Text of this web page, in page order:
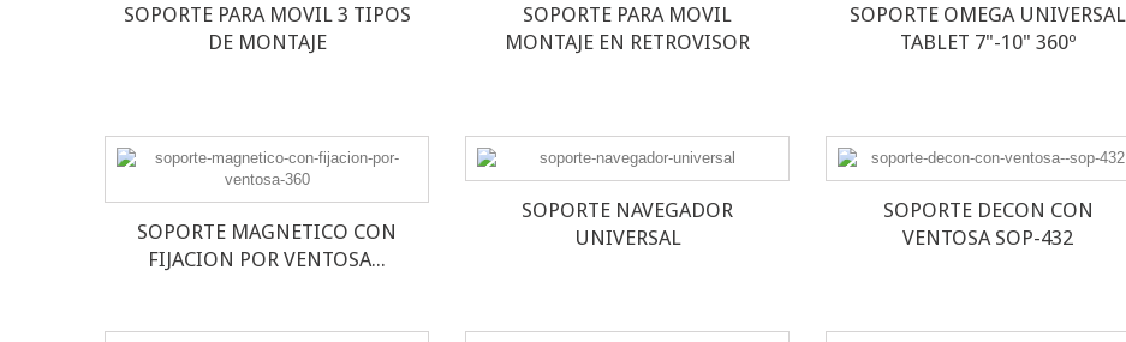
SOPORTE PARA MOVIL 3 TIPOS
DE MONTAJE
SOPORTE PARA MOVIL
MONTAJE EN RETROVISOR
SOPORTE OMEGA UNIVERSAL
TABLET 7"-10" 360º
SOPORTE MAGNETICO CON
FIJACION POR VENTOSA...
SOPORTE NAVEGADOR
UNIVERSAL
SOPORTE DECON CON
VENTOSA SOP-432